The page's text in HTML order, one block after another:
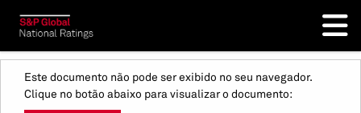
Este documento não pode ser exibido no seu navegador.
Clique no botão abaixo para visualizar o documento: